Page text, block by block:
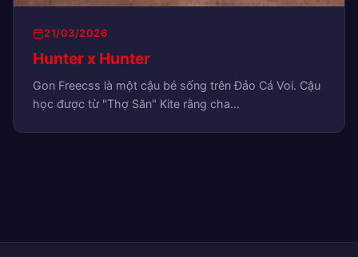
21/03/2026
Hunter x Hunter
Gon Freecss là một cậu bé sống trên Đảo Cá Voi. Cậu
học được từ "Thợ Săn" Kite rằng cha…